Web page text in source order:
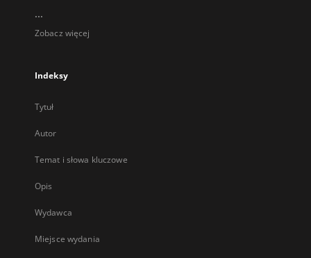
...
Zobacz więcej
Indeksy
Tytuł
Autor
Temat i słowa kluczowe
Opis
Wydawca
Miejsce wydania